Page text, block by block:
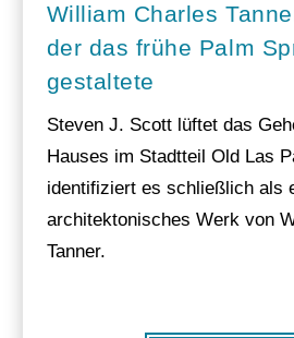
William Charles
der das frühe Palm
gestaltete
Steven J. Scott lüftet das
Hauses im Stadtteil Old Las
identifiziert es schließlich als
architektonisches Werk von
Tanner.